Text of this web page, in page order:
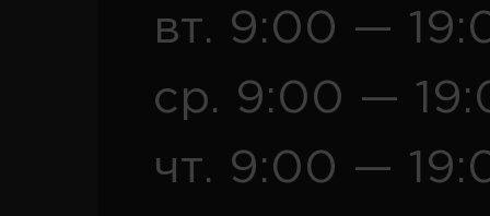
вт. 9:00 —
ср. 9:00 —
чт. 9:00 —